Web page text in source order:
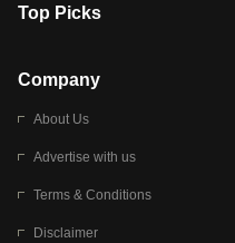
RBI का नया नियम: अब बैंकों को अपनी सभी
Top Picks
बारिश की चेतावनी
Company
About Us
Advertise with us
Terms & Conditions
Disclaimer